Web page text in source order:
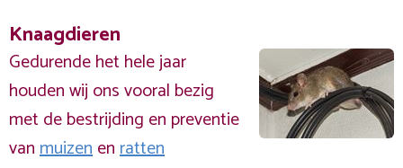
Knaagdieren
Gedurende het hele jaar
houden wij ons vooral bezig
met de bestrijding en preventie
vanmuizenenratten